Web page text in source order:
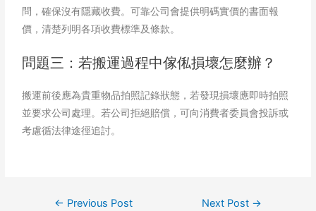
問，確保沒有隱藏收費。可靠公司會提供明碼實價的書面報
價，清楚列明各項收費標準及條款。
問題三：若搬運過程中傢俬損壞怎麼辦？
搬運前後應為貴重物品拍照記錄狀態，若發現損壞應即時拍照
並要求公司處理。若公司拒絕賠償，可向消費者委員會投訴或
考慮循法律途徑追討。
← Previous Post Next Post →